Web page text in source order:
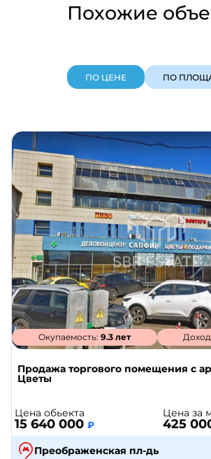
Похожие
ПО ЦЕНЕ ПО
Окупаемость: 9.3 лет
Продажа торгового помещения с
Цветы
Цена обьекта
15 640 000 ₽
Цена за
425
Преображенская пл-дь